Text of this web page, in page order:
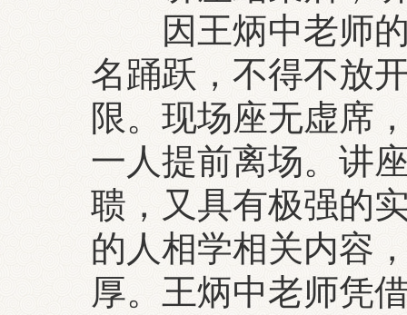
因王炳中老师的
名踊跃，不得不放
限。现场座无虚席
一人提前离场。讲
聩，又具有极强的
的人相学相关内容
厚。王炳中老师凭